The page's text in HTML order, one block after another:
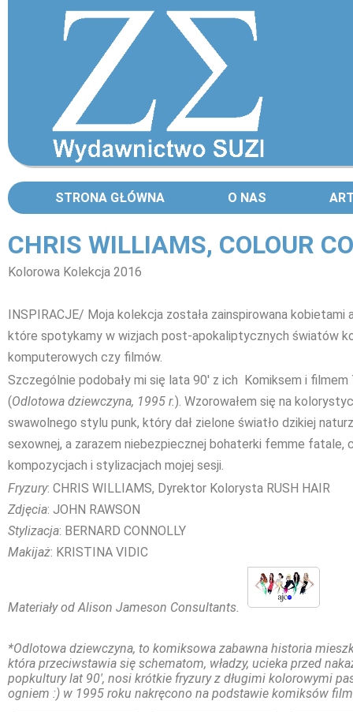
STRONA GŁÓWNA O NAS
CHRIS WILLIAMS, COLOUR
Kolorowa Kolekcja 2016
INSPIRACJE/ Moja kolekcja została zainspirowana kobietami
które spotykamy w wizjach post-apokaliptycznych światów
komputerowych czy filmów.
Szczególnie podobały mi się lata 90' z ich Komiksem i filmem
(Odlotowa dziewczyna, 1995 r.). Wzorowałem się na
swawolnego stylu punk, który dał zielone światło dzikiej
sexownej, a zarazem niebezpiecznej bohaterki femme fatale,
kompozycjach i stylizacjach mojej sesji.
Fryzury: CHRIS WILLIAMS, Dyrektor Kolorysta RUSH HAIR
Zdjęcia: JOHN RAWSON
Stylizacja: BERNARD CONNOLLY
Makijaż: KRISTINA VIDIC
Materiały od Alison Jameson Consultants.
*Odlotowa dziewczyna, to komiksowa zabawna historia
która przeciwstawia się schematom, władzy, ucieka przed
popkultury lat 90', nosi krótkie fryzury z długimi kolorowymi
ogniem :) w 1995 roku nakręcono na podstawie komiksów